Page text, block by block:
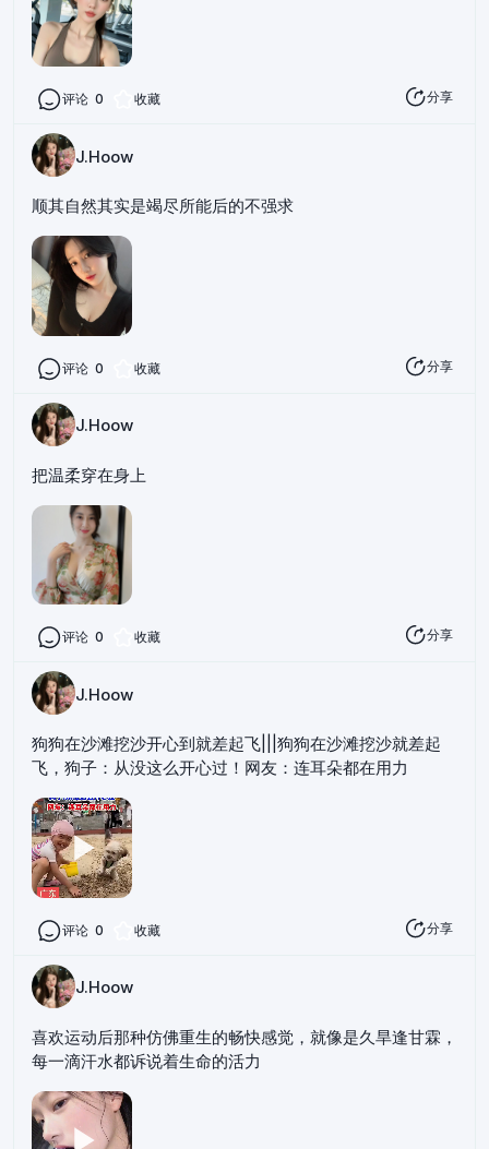
评论 0 收藏 分享
J.Hoow
顺其自然其实是竭尽所能后的不强求
评论 0 收藏 分享
J.Hoow
把温柔穿在身上
评论 0 收藏 分享
J.Hoow
狗狗在沙滩挖沙开心到就差起飞|||狗狗在沙滩挖沙就差起
飞，狗子：从没这么开心过！网友：连耳朵都在用力
评论 0 收藏 分享
J.Hoow
喜欢运动后那种仿佛重生的畅快感觉，就像是久旱逢甘霖，
每一滴汗水都诉说着生命的活力